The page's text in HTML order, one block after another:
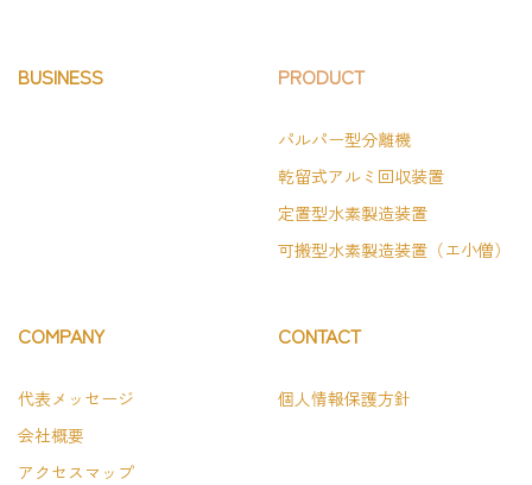
BUSINESS PRODUCT
パルパー型分離機
乾留式アルミ回収装置
定置型水素製造装置
可搬型水素製造装置（エ小僧）
COMPANY
代表メッセージ
会社概要
アクセスマップ
CONTACT
個人情報保護方針